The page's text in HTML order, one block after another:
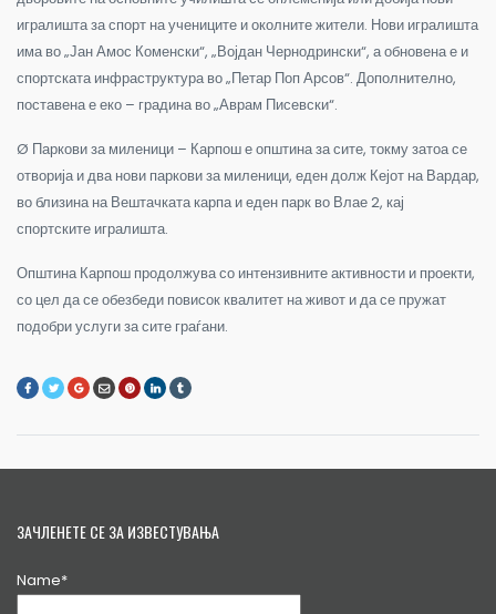
игралишта за спорт на учениците и околните жители. Нови игралишта
има во „Јан Амос Коменски“, „Војдан Чернодрински“, а обновена е и
спортската инфраструктура во „Петар Поп Арсов“. Дополнително,
поставена е еко – градина во „Аврам Писевски“.
Ø Паркови за миленици – Карпош е општина за сите, токму затоа се
отворија и два нови паркови за миленици, еден долж Кејот на Вардар,
во близина на Вештачката карпа и еден парк во Влае 2, кај
спортските игралишта.
Општина Карпош продолжува со интензивните активности и проекти,
со цел да се обезбеди повисок квалитет на живот и да се пружат
подобри услуги за сите граѓани.
ЗАЧЛЕНЕТЕ СЕ ЗА ИЗВЕСТУВАЊА
Name*